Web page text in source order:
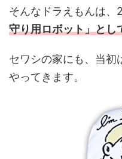
そんなドラえもんは、
守り用ロボット」とし
セワシの家にも、当初
やってきます。